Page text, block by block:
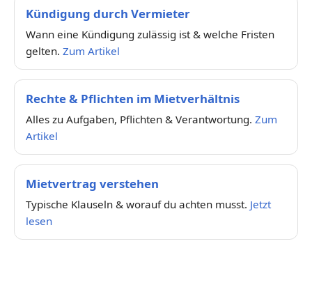
Kündigung durch Vermieter
Wann eine Kündigung zulässig ist & welche Fristen
gelten. Zum Artikel
Rechte & Pflichten im Mietverhältnis
Alles zu Aufgaben, Pflichten & Verantwortung. Zum
Artikel
Mietvertrag verstehen
Typische Klauseln & worauf du achten musst. Jetzt
lesen